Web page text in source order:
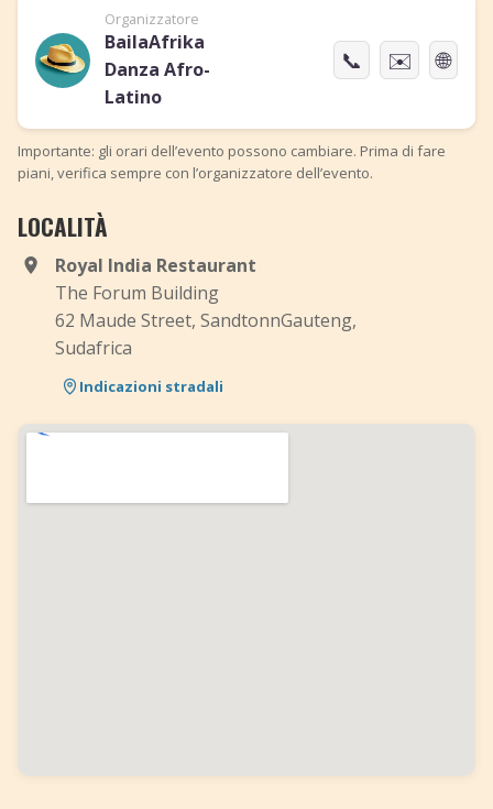
Organizzatore
BailaAfrika
Danza Afro-
Latino
📞 ✉️ 🌐
Importante: gli orari dell’evento possono cambiare. Prima di fare
piani, verifica sempre con l’organizzatore dell’evento.
LOCALITÀ
Royal India Restaurant
The Forum Building
62 Maude Street, SandtonnGauteng,
Sudafrica
Indicazioni stradali